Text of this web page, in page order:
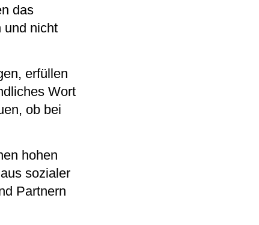
das
und nicht
erfüllen
Wort
ob bei
hohen
sozialer
Partnern